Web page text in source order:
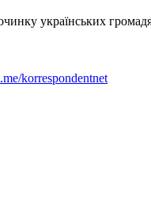
українських
korrespondentnet